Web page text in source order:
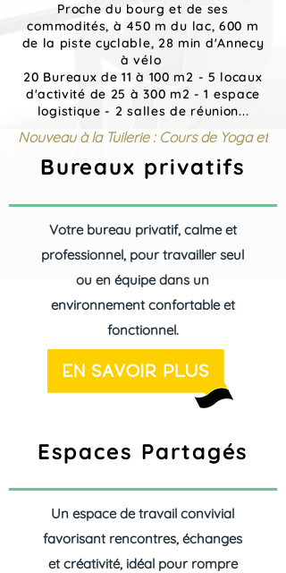
Proche du bourg et de ses
commodités, à 450 m du lac, 600 m
de la piste cyclable, 28 min d'Annecy
à vélo
20 Bureaux de 11 à 100 m2 - 5 locaux
d'activité de 25 à 300 m2 - 1 espace
logistique - 2 salles de réunion...
Bureaux privatifs
Votre bureau privatif, calme et
professionnel, pour travailler seul
ou en équipe dans un
environnement confortable et
fonctionnel.
Espaces Partagés
Un espace de travail convivial
favorisant rencontres, échanges
et créativité, idéal pour rompre
Nouveau à la Tuilerie : Cours de Yoga et de